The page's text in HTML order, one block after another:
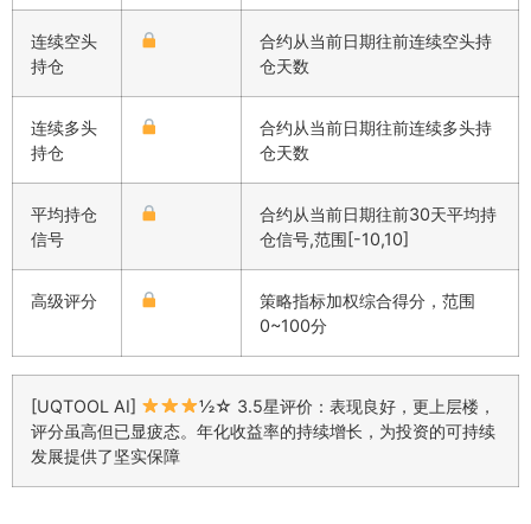
连续空头
持仓
合约从当前日期往前连续空头持
仓天数
连续多头
持仓
合约从当前日期往前连续多头持
仓天数
平均持仓
信号
合约从当前日期往前30天平均持
仓信号,范围[-10,10]
高级评分
策略指标加权综合得分，范围
0~100分
[UQTOOL AI]
½☆ 3.5星评价：表现良好，更上层楼，
评分虽高但已显疲态。年化收益率的持续增长，为投资的可持续
发展提供了坚实保障